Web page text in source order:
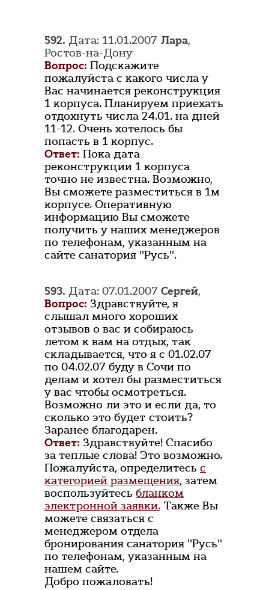
592. Дата: 11.01.2007 Лара,
Ростов-на-Дону
Вопрос: Подскажите
пожалуйста с какого числа у
Вас начинается реконструкция
1 корпуса. Планируем приехать
отдохнуть числа 24.01. на дней
11-12. Очень хотелось бы
попасть в 1 корпус.
Ответ: Пока дата
реконструкции 1 корпуса
точно не известна. Возможно,
Вы сможете разместиться в 1м
корпусе. Оперативную
информацию Вы сможете
получить у наших менеджеров
по телефонам, указанным на
сайте санатория "Русь".
593. Дата: 07.01.2007 Сергей,
Вопрос: Здравствуйте, я
слышал много хороших
отзывов о вас и собираюсь
летом к вам на отдых, так
складывается, что я с 01.02.07
по 04.02.07 буду в Сочи по
делам и хотел бы разместиться
у вас чтобы осмотреться.
Возможно ли это и если да, то
сколько это будет стоить?
Заранее благодарен.
Ответ: Здравствуйте! Спасибо
за теплые слова! Это возможно.
Пожалуйста, определитесь с
категорией размещения, затем
воспользуйтесь бланком
электронной заявки. Также Вы
можете связаться с
менеджером отдела
бронирования санатория "Русь"
по телефонам, указанным на
нашем сайте.
Добро пожаловать!